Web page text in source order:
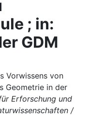
; in:
GDM
Vorwissens von
Geometrie in der
Erforschung und
/